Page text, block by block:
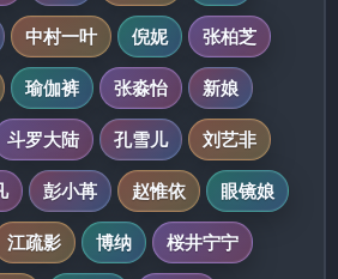
中村一叶 倪妮
张柏芝
瑜伽裤 张淼怡
新娘
斗罗大陆 孔雪儿
刘艺非
彭小苒 赵惟依
眼镜娘
江疏影 博纳
桜井宁宁